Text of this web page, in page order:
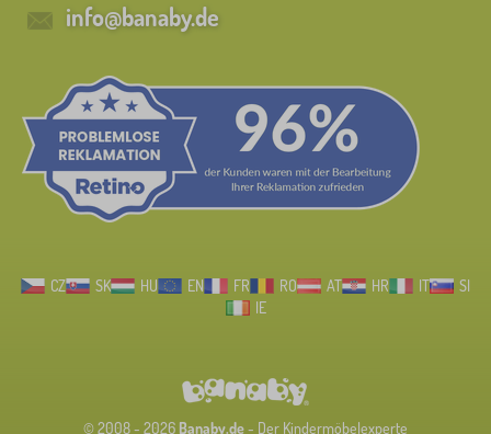
info@banaby.de
CZ SK HU EN FR RO AT HR IT
SI
IE
© 2008 - 2026 Banaby.de- Der Kindermöbelexperte